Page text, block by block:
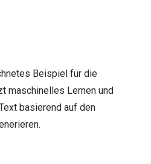
Beispiel für die
maschinelles Lernen und
basierend auf den